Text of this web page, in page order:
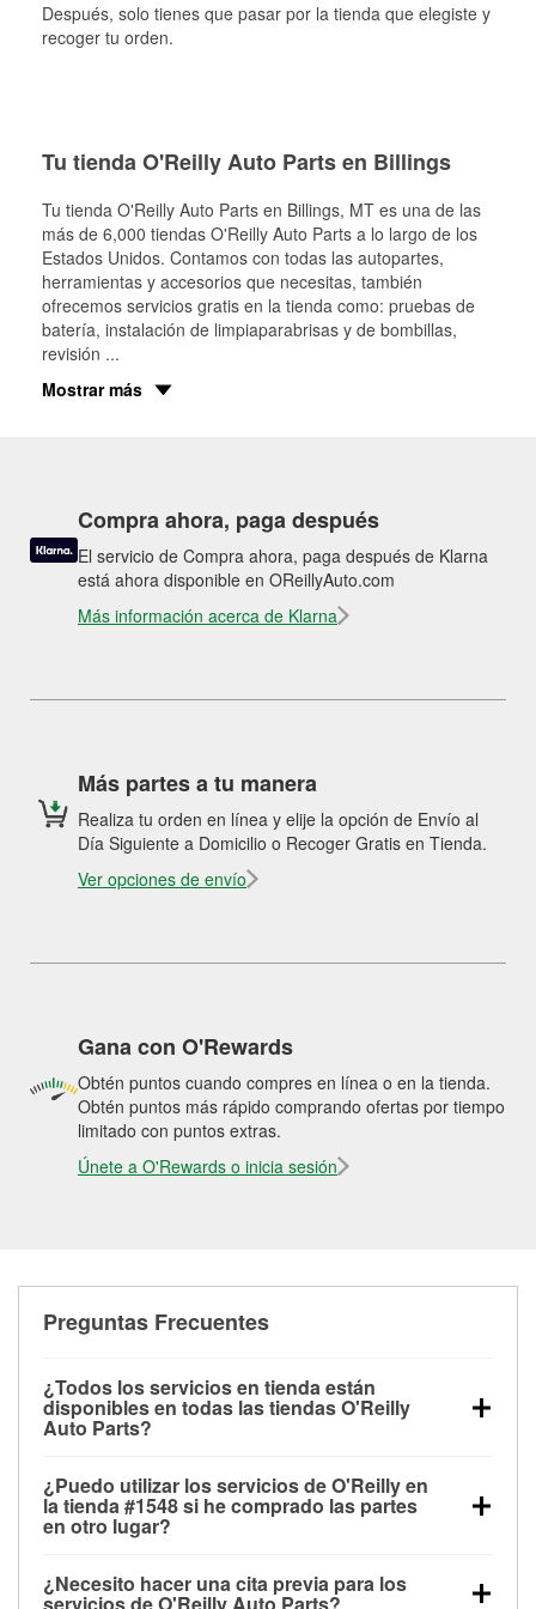
Después, solo tienes que pasar por la tienda que elegiste y
recoger tu orden.
Tu tienda O'Reilly Auto Parts en Billings
Tu tienda O'Reilly Auto Parts en Billings, MT es una de las
más de 6,000 tiendas O'Reilly Auto Parts a lo largo de los
Estados Unidos. Contamos con todas las autopartes,
herramientas y accesorios que necesitas, también
ofrecemos servicios gratis en la tienda como: pruebas de
batería, instalación de limpiaparabrisas y de bombillas,
revisión ...
Mostrar más
Compra ahora, paga después
El servicio de Compra ahora, paga después de Klarna
está ahora disponible en OReillyAuto.com
Más información acerca de Klarna
Más partes a tu manera
Realiza tu orden en línea y elije la opción de Envío al
Día Siguiente a Domicilio o Recoger Gratis en Tienda.
Ver opciones de envío
Gana con O'Rewards
Obtén puntos cuando compres en línea o en la tienda.
Obtén puntos más rápido comprando ofertas por tiempo
limitado con puntos extras.
Únete a O'Rewards o inicia sesión
Preguntas Frecuentes
¿Todos los servicios en tienda están
disponibles en todas las tiendas O'Reilly
Auto Parts?
las pruebas de batería, pruebas de alternador y
motor de arranque, revisión de la luz “Check Engine”
con O'Reilly VeriScan® e instalación de
limpiaparabrisas o bombillas, están disponibles en
todas las tiendas O'Reilly Auto Parts. La tienda
¿Puedo utilizar los servicios de O'Reilly en
la tienda #1548 si he comprado las partes
en otro lugar?
de O'Reilly Auto Parts que estén disponibles en la
¿Necesito hacer una cita previa para los